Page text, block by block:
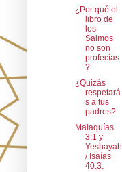
¿Por qué el
libro de
los
Salmos
no son
profecías
?
¿Quizás
respetará
s a tus
padres?
Malaquías
3:1 y
Yeshayah
/ Isaías
40:3.